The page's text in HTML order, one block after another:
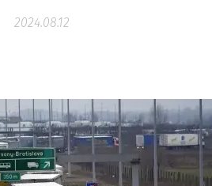
2024.08.12